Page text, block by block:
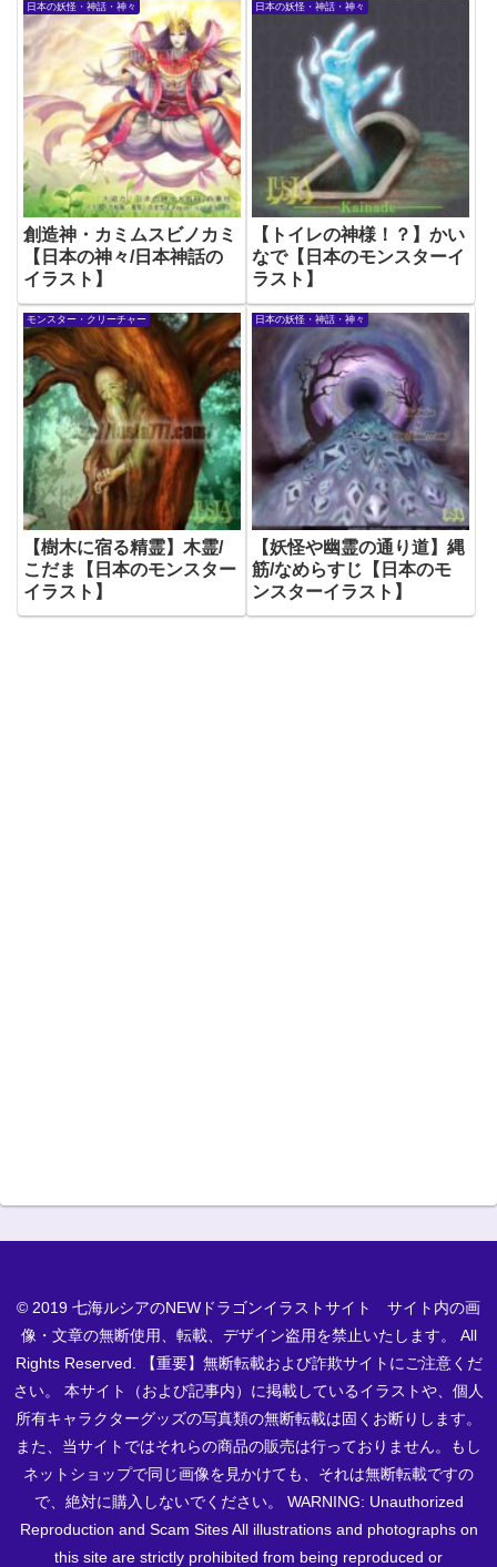
日本の妖怪・神話・神々
創造神・カミムスビノカミ
【日本の神々/日本神話の
イラスト】
日本の妖怪・神話・神々
【トイレの神様！？】かい
なで【日本のモンスターイ
ラスト】
モンスター・クリーチャー
【樹木に宿る精霊】木霊/
こだま【日本のモンスター
イラスト】
日本の妖怪・神話・神々
【妖怪や幽霊の通り道】縄
筋/なめらすじ【日本のモ
ンスターイラスト】
© 2019 七海ルシアのNEWドラゴンイラストサイト サイト内の画
像・文章の無断使用、転載、デザイン盗用を禁止いたします。 All
Rights Reserved. 【重要】無断転載および詐欺サイトにご注意くだ
さい。 本サイト（および記事内）に掲載しているイラストや、個人
所有キャラクターグッズの写真類の無断転載は固くお断りします。
また、当サイトではそれらの商品の販売は行っておりません。もし
ネットショップで同じ画像を見かけても、それは無断転載ですの
で、絶対に購入しないでください。 WARNING: Unauthorized
Reproduction and Scam Sites All illustrations and photographs on
this site are strictly prohibited from being reproduced or